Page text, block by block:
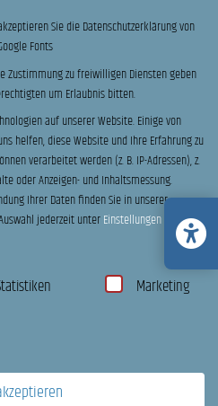
Sie die Datenschutzerklärung von
Fonts
Zustimmung zu freiwilligen Diensten geben
um Erlaubnis bitten.
auf unserer Website. Einige von
helfen, diese Website und Ihre Erfahrung zu
verarbeitet werden (z. B. IP-Adressen), z.
oder Anzeigen- und Inhaltsmessung.
Ihrer Daten finden Sie in unserer
jederzeit unterEinstellungen
Marketing